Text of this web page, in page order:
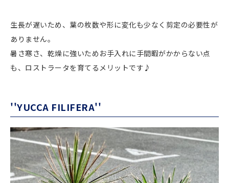
生長が遅いため、葉の枚数や形に変化も少なく剪定の必要性が
ありません。
暑さ寒さ、乾燥に強いためお手入れに手間暇がかからない点
も、ロストラータを育てるメリットです♪
''YUCCA FILIFERA''